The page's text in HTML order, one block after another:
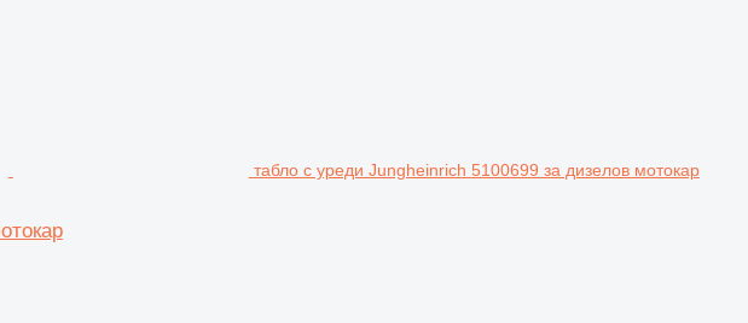
табло с уреди Jungheinrich 5100699 за дизелов мотокар